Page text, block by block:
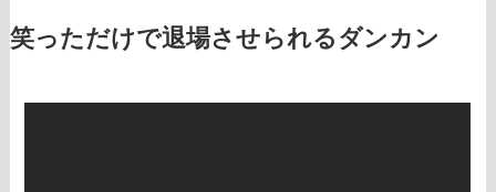
笑っただけで退場させられるダンカン